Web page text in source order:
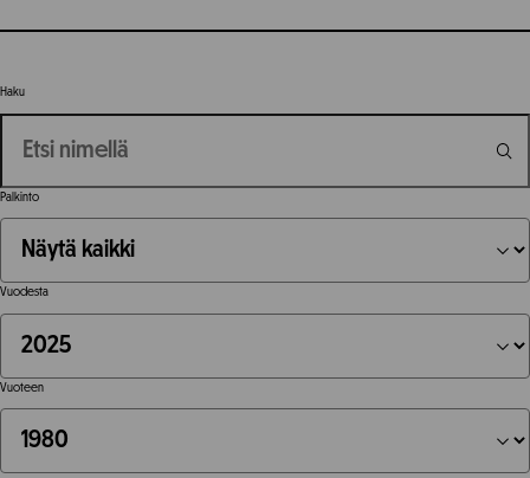
Haku
Palkinto
Vuodesta
Vuoteen